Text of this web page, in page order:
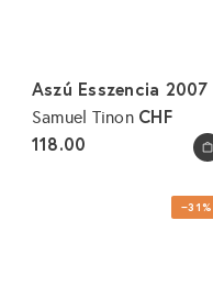
In den Warenkorb legen
Aszú Esszencia 2007
Samuel Tinon CHF
118.00
−31%